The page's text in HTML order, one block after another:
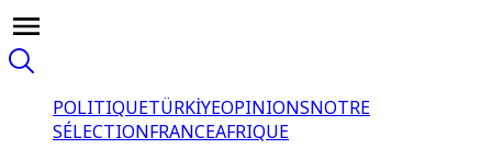
POLITIQUETÜRKİYEOPINIONSNOTRE
SÉLECTIONFRANCEAFRIQUE